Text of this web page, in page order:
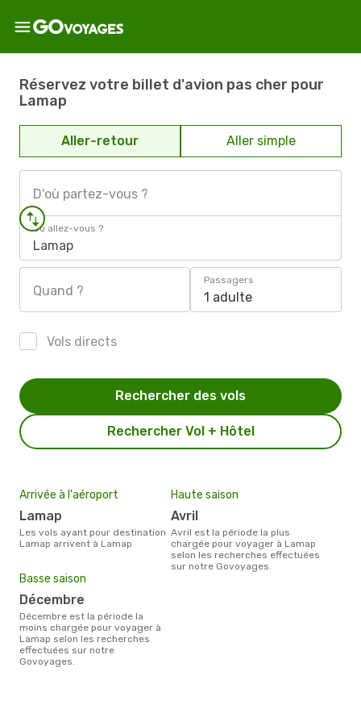
Réservez votre billet d'avion pas cher pour
Lamap
Aller-retour Aller simple
D'où partez-vous ?
Où allez-vous ?
Lamap
Quand ?
Passagers
1 adulte
Vols directs
Rechercher Vol + Hôtel
Rechercher des vols
Arrivée à l'aéroport
Lamap
Les vols ayant pour destination
Lamap arrivent à Lamap
Haute saison
avril
avril est la période la plus
chargée pour voyager à Lamap
selon les recherches effectuées
sur notre Govoyages.
Basse saison
décembre
décembre est la période la
moins chargée pour voyager à
Lamap selon les recherches
effectuées sur notre
Govoyages.